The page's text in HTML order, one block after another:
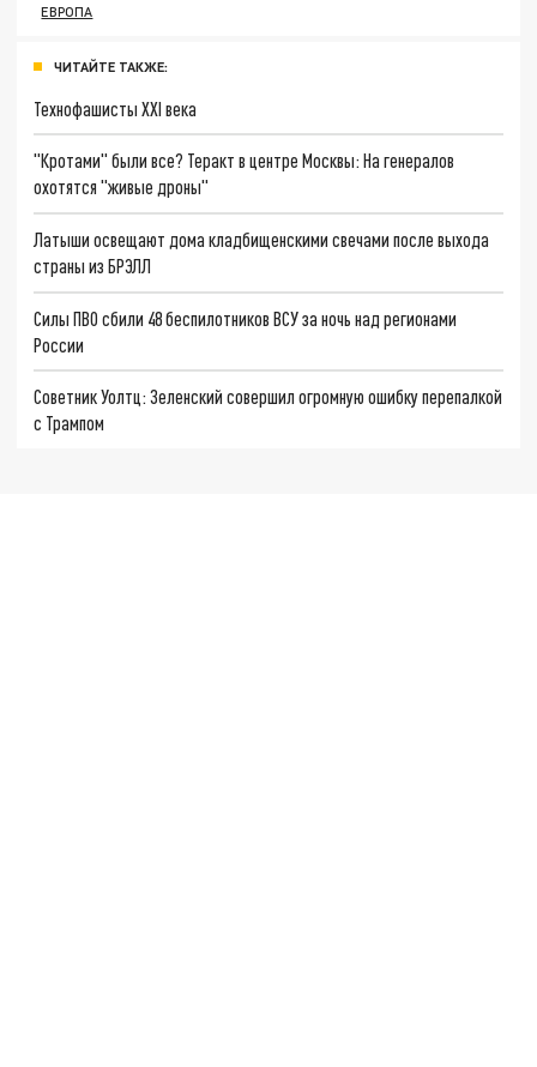
ЕВРОПА
ЧИТАЙТЕ ТАКЖЕ:
Технофашисты XXI века
"Кротами" были все? Теракт в центре Москвы: На генералов
охотятся "живые дроны"
Латыши освещают дома кладбищенскими свечами после выхода
страны из БРЭЛЛ
Силы ПВО сбили 48 беспилотников ВСУ за ночь над регионами
России
Советник Уолтц: Зеленский совершил огромную ошибку перепалкой
с Трампом